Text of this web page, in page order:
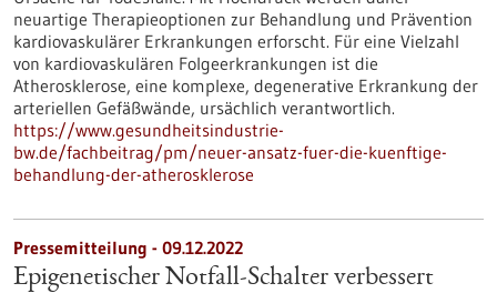
neuartige Therapieoptionen zur Behandlung und Prävention
kardiovaskulärer Erkrankungen erforscht. Für eine Vielzahl
von kardiovaskulären Folgeerkrankungen ist die
Atherosklerose, eine komplexe, degenerative Erkrankung der
arteriellen Gefäßwände, ursächlich verantwortlich.
https://www.gesundheitsindustrie-
bw.de/fachbeitrag/pm/neuer-ansatz-fuer-die-kuenftige-
behandlung-der-atherosklerose
Pressemitteilung - 09.12.2022
Epigenetischer Notfall-Schalter verbessert